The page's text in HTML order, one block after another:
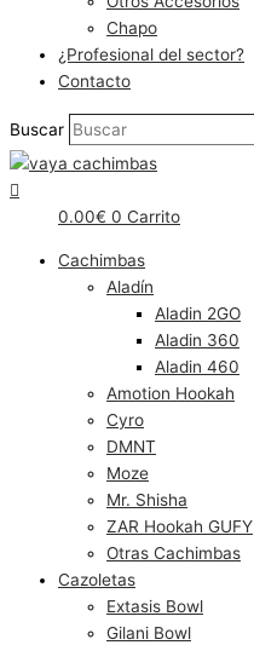
Chapo
¿Profesional del sector?
Contacto
Buscar
0.00€ 0 Carrito
Cachimbas
Aladín
Aladin 2GO
Aladin 360
Aladin 460
Amotion Hookah
Cyro
DMNT
Moze
Mr. Shisha
ZAR Hookah GUFY
Otras Cachimbas
Cazoletas
Extasis Bowl
Gilani Bowl